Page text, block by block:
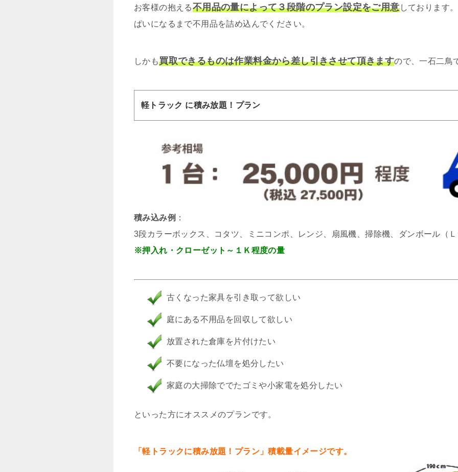
お客様の抱える不用品の量によって３段階のプラン設定をご用意しております
ぱいになるまで不用品を詰め込んでください。
しかも買取できるものは作業料金から差し引きさせて頂きますので、一石二鳥
軽トラック に積み放題！プラン
積み込み例 ：
3段カラーボックス、コタツ、ミニコンポ、レンジ、扇風機、掃除機、ダンボール（
※押入れ・クローゼット～１Ｋ程度の量
古くなった家具を引き取って欲しい
庭にある不用品を回収して欲しい
放置された倉庫を片付けたい
不要になった仏壇を処分したい
家庭の大掃除ででたゴミや小家電を処分したい
といった方にオススメのプランです。
「軽トラックに積み放題！プラン」積載量イメージです。